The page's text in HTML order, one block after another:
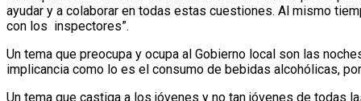
ayudar y a colaborar en todas estas cuestiones. Al mismo
con los inspectores”.
Un tema que preocupa y ocupa al Gobierno local son las
implicancia como lo es el consumo de bebidas alcohólicas,
Un tema que castiga a los jóvenes y no tan jóvenes de todas